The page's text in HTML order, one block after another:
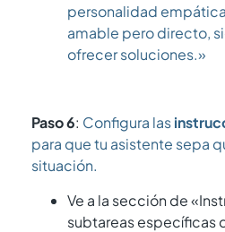
personalidad
amable pero directo,
ofrecer soluciones.»
Paso 6: Configura las
para que tu asistente sepa
situación.
Ve a la sección de
subtareas específicas